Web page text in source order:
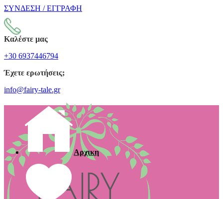
ΣΥΝΔΕΣΗ / ΕΓΓΡΑΦΗ
Καλέστε μας
+30 6937446794
Έχετε ερωτήσεις;
info@fairy-tale.gr
Αρχικη